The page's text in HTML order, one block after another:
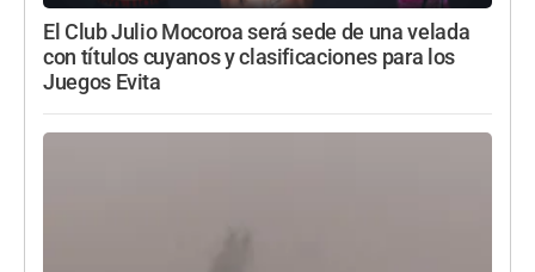
El Club Julio Mocoroa será sede de una velada
con títulos cuyanos y clasificaciones para los
Juegos Evita